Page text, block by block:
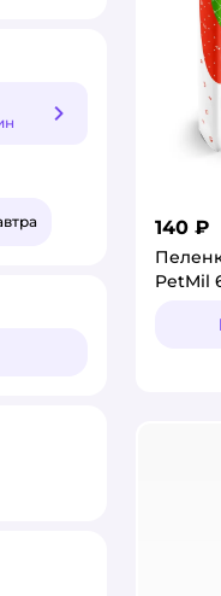
140 ₽
PetMil